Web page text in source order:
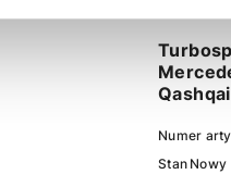
Numer
Stan Nowy